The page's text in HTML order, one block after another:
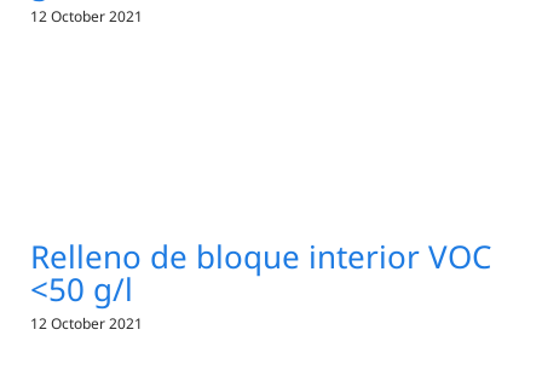
12 October 2021
Relleno de bloque interior VOC
<50 g/l
12 October 2021